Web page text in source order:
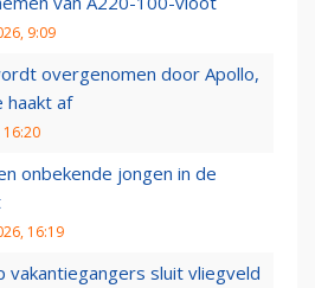
9:09
overgenomen door Apollo,
haakt af
16:20
onbekende jongen in de
16:19
vakantiegangers sluit vliegveld